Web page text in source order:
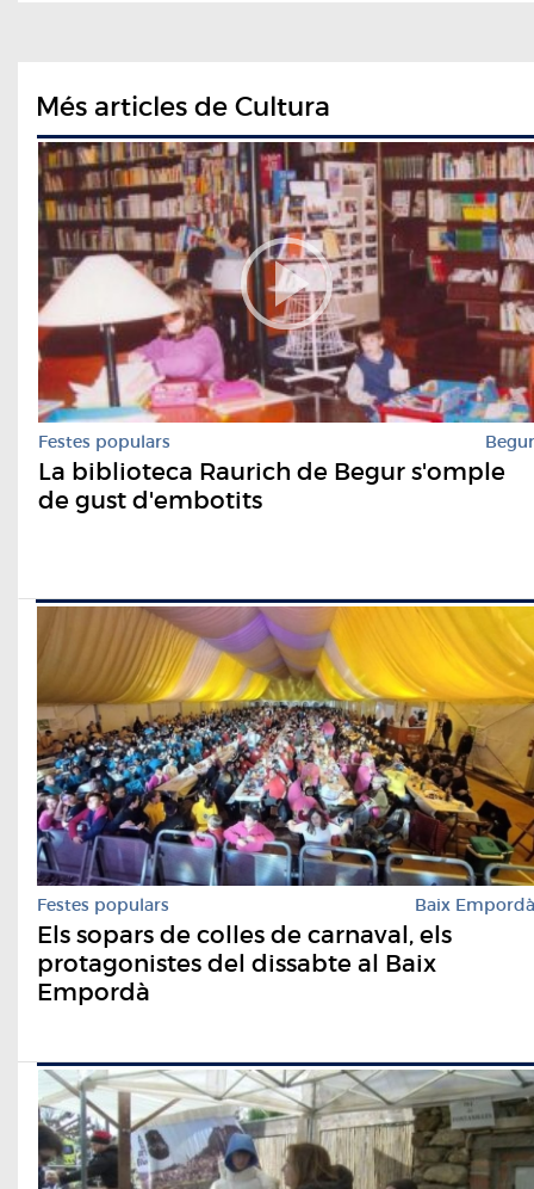
Més articles de Cultura
Festes populars Begur
La biblioteca Raurich de Begur s'omple
de gust d'embotits
Festes populars Baix Empordà
Els sopars de colles de carnaval, els
protagonistes del dissabte al Baix
Empordà